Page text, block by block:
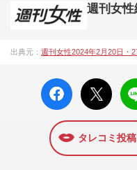
週刊女
シップや事件、皇室の話
12日号で「眞子さま嫁ぎ
トラブル”」報道をスクー
は結婚延期を発表。同記
ャーナリズム賞」大賞を
出典元： 週刊女性2024年2月20日・
facebo
ok い
X ポス
ト
タレコミ投稿